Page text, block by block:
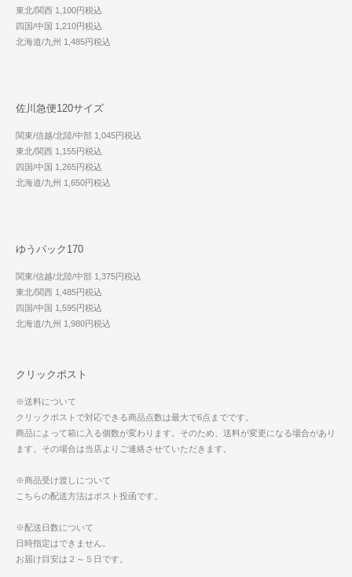
東北/関西 1,100円税込
四国/中国 1,210円税込
北海道/九州 1,485円税込
佐川急便120サイズ
関東/信越/北陸/中部 1,045円税込
東北/関西 1,155円税込
四国/中国 1,265円税込
北海道/九州 1,650円税込
ゆうパック170
関東/信越/北陸/中部 1,375円税込
東北/関西 1,485円税込
四国/中国 1,595円税込
北海道/九州 1,980円税込
クリックポスト
※送料について
クリックポストで対応できる商品点数は最大で6点までです。
商品によって箱に入る個数が変わります。そのため、送料が変更になる場合があり
ます。その場合は当店よりご連絡させていただきます。
※商品受け渡しについて
こちらの配送方法はポスト投函です。
※配送日数について
日時指定はできません。
お届け目安は２～５日です。